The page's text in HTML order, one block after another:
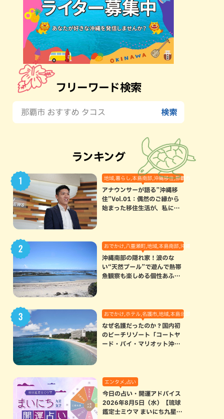
フリーワード検索
ランキング
地域,暮らし,本島南部,沖縄移住,那覇市
アナウンサーが語る”沖縄移
住”Vol.01：偶然のご縁から
始まった移住生活が、私にと
おでかけ,八重瀬町,地域,本島南部,沖縄の海,自然
沖縄南部の隠れ家！波のな
い“天然プール”で遊んで熱帯
魚観察も楽しめる個性あふれ
おでかけ,ホテル,名護市,地域,本島北部
なぜ名護だったのか？国内初
のビーチリゾート「コートヤ
ード・バイ・マリオット沖縄
エンタメ,占い
今日の占い・開運アドバイス
2026年8月5日（水）【琉球
鑑定士ミウマ まいにち九星気